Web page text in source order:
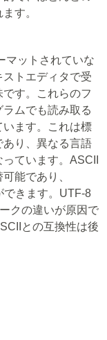
す。
マットされていな
トエディタで受
す。これらのフ
ムでも読み取る
います。これは標
り、異なる言語
ています。ASCII
能であり、
できます。UTF-8
クの違いが原因で
との互換性は後